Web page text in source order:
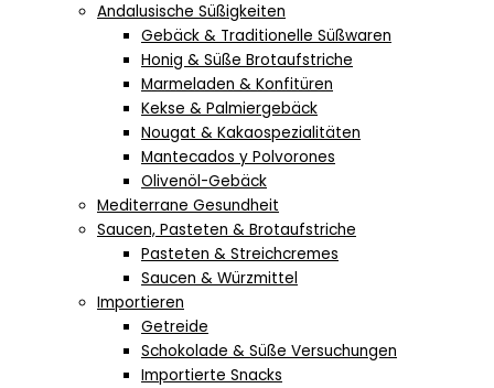
Andalusische Süßigkeiten
Gebäck & Traditionelle Süßwaren
Honig & Süße Brotaufstriche
Marmeladen & Konfitüren
Kekse & Palmiergebäck
Nougat & Kakaospezialitäten
Mantecados y Polvorones
Olivenöl-Gebäck
Mediterrane Gesundheit
Saucen, Pasteten & Brotaufstriche
Pasteten & Streichcremes
Saucen & Würzmittel
Importieren
Getreide
Schokolade & Süße Versuchungen
Importierte Snacks